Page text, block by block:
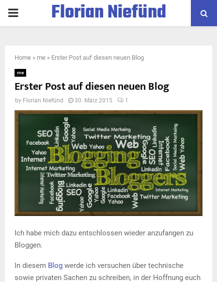
PRIMARYFlorian Niefünd
Home » me » Erster Post auf diesen neuen Blog
me
Erster Post auf diesen neuen Blog
by Florian Niefünd 30. März 2015 1
Ich habe mich dazu entschlossen wieder anzufangen zu
Bloggen.
In diesem Blog werde ich versuchen über technische
sowie privaten Sachen zu schreiben, in der Hoffnung euch